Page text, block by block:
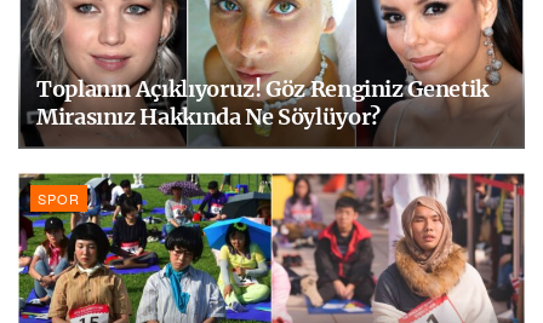
Toplanın Açıklıyoruz! Göz Renginiz Genetik
Mirasınız Hakkında Ne Söylüyor?
SPOR